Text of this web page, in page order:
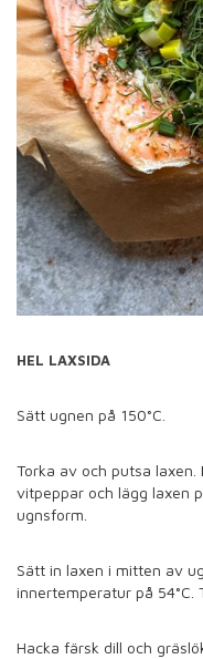
HEL LAXSIDA
Sätt ugnen på 150°C.
Torka av och putsa
vitpeppar och lägg laxen
ugnsform.
Sätt in laxen i mitten av
innertemperatur på 54°C.
Hacka färsk dill och